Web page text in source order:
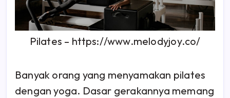
Pilates – https://www.melodyjoy.co/
Banyak orang yang menyamakan pilates
dengan yoga. Dasar gerakannya memang